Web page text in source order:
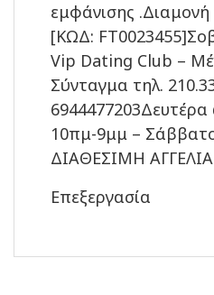
εμφάνισης
[ΚΩΔ:
Vip Dating Club –
Σύνταγμα τηλ.
10πμ-9μμ –
ΔΙΑΘΕΣΙΜΗ
Επεξεργασία